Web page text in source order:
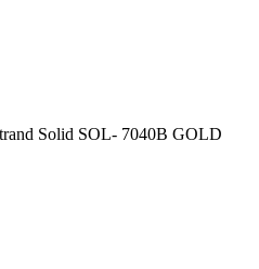
Solid SOL- 7040B GOLD